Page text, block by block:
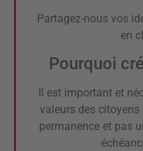
Partagez-nous vos
en
Pourquoi
Il est important et
valeurs des
permanence et pas